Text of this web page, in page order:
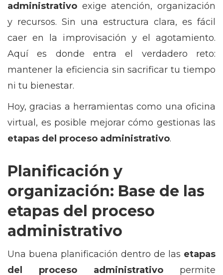
administrativo exige atención, organización
y recursos. Sin una estructura clara, es fácil
caer en la improvisación y el agotamiento.
Aquí es donde entra el verdadero reto:
mantener la eficiencia sin sacrificar tu tiempo
ni tu bienestar.
Hoy, gracias a herramientas como una oficina
virtual, es posible mejorar cómo gestionas las
etapas del proceso administrativo.
Planificación y
organización: Base de las
etapas del proceso
administrativo
Una buena planificación dentro de las etapas
del proceso administrativo permite